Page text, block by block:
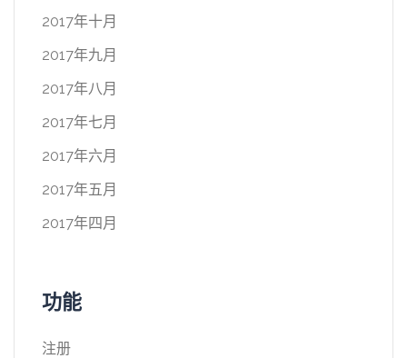
2017年十月
2017年九月
2017年八月
2017年七月
2017年六月
2017年五月
2017年四月
功能
注册